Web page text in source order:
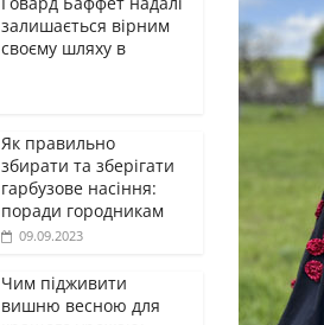
залишається вірним
своєму шляху в
Як правильно
збирати та зберігати
гарбузове насіння:
поради городникам
09.09.2023
Чим підживити
вишню весною для